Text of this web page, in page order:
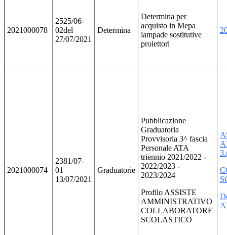
2021000078
2525/06-
02del
27/07/2021
Determina
Determina per
acquisto in Mepa
lampade sostitutive
proiettori
2021000074
2381/07-
01
13/07/2021
Graduatorie
Pubblicazione
Graduatoria
Provvisoria 3^ fascia
Personale ATA
triennio 2021/2022 -
2022/2023 -
2023/2024
Profilo ASSISTE
AMMINISTRATIVO
COLLABORATORE
SCOLASTICO